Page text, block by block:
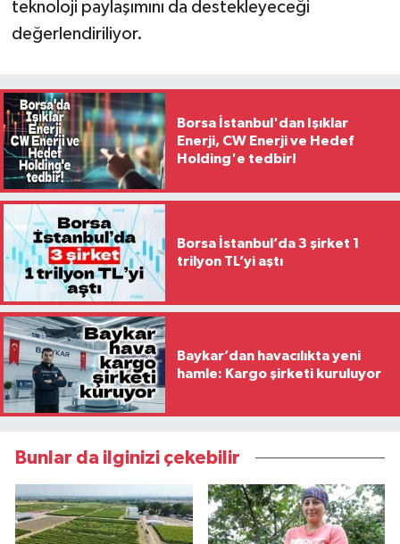
teknoloji paylaşımını da destekleyeceği
değerlendiriliyor.
Borsa İstanbul'dan Işıklar
Enerji, CW Enerji ve Hedef
Holding'e tedbir!
Borsa İstanbul’da 3 şirket 1
trilyon TL’yi aştı
Baykar’dan havacılıkta yeni
hamle: Kargo şirketi kuruluyor
Bunlar da ilginizi çekebilir